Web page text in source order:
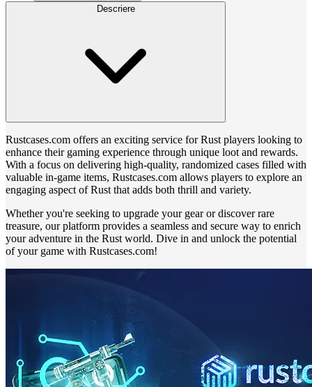
Descriere
Rustcases.com offers an exciting service for Rust players looking to
enhance their gaming experience through unique loot and rewards.
With a focus on delivering high-quality, randomized cases filled with
valuable in-game items, Rustcases.com allows players to explore an
engaging aspect of Rust that adds both thrill and variety.
Whether you're seeking to upgrade your gear or discover rare
treasure, our platform provides a seamless and secure way to enrich
your adventure in the Rust world. Dive in and unlock the potential
of your game with Rustcases.com!